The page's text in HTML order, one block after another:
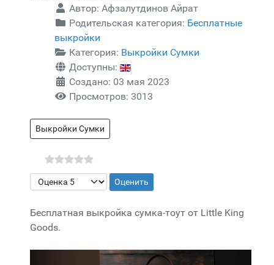
Автор: Афзалутдинов Айрат
Родительская категория: Бесплатные
выкройки
Категория: Выкройки Сумки
Доступны:
Создано: 03 мая 2023
Просмотров: 3013
Выкройки Сумки
Пожалуйста, оцените
Бесплатная выкройка сумка-тоут от Little King
Goods.